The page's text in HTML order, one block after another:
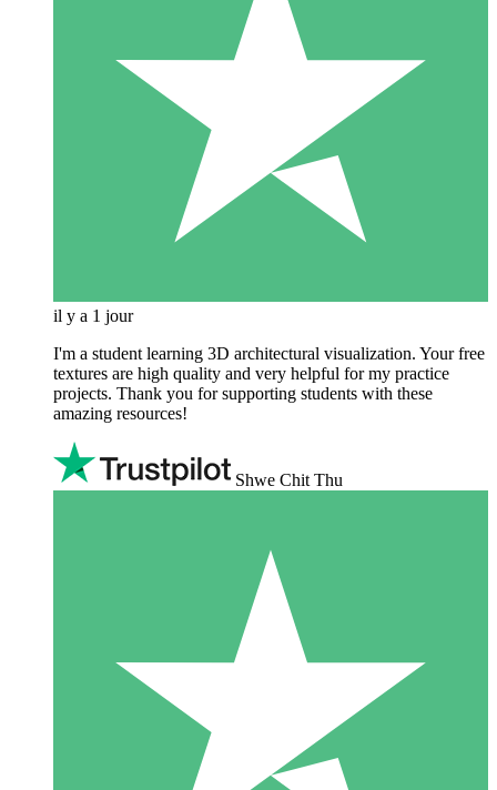
il y a 1 jour
I'm a student learning 3D architectural visualization. Your free
textures are high quality and very helpful for my practice
projects. Thank you for supporting students with these
amazing resources!
Shwe Chit Thu